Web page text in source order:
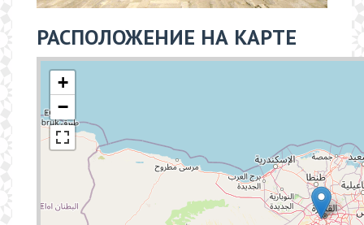
РАСПОЛОЖЕНИЕ НА КАРТЕ
+
−